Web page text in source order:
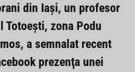
din Iaşi, un profesor
Totoeşti, zona Podu
a semnalat recent
prezenţa unei